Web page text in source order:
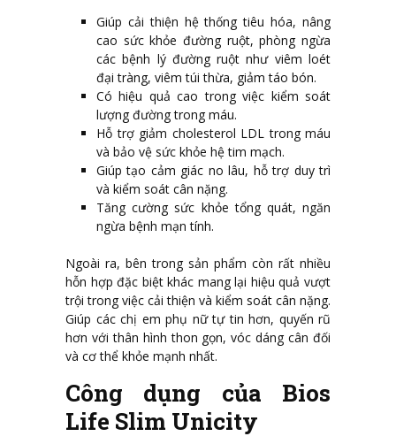
Giúp cải thiện hệ thống tiêu hóa, nâng
cao sức khỏe đường ruột, phòng ngừa
các bệnh lý đường ruột như viêm loét
đại tràng, viêm túi thừa, giảm táo bón.
Có hiệu quả cao trong việc kiểm soát
lượng đường trong máu.
Hỗ trợ giảm cholesterol LDL trong máu
và bảo vệ sức khỏe hệ tim mạch.
Giúp tạo cảm giác no lâu, hỗ trợ duy trì
và kiểm soát cân nặng.
Tăng cường sức khỏe tổng quát, ngăn
ngừa bệnh mạn tính.
Ngoài ra, bên trong sản phẩm còn rất nhiều
hỗn hợp đặc biệt khác mang lại hiệu quả vượt
trội trong việc cải thiện và kiểm soát cân nặng.
Giúp các chị em phụ nữ tự tin hơn, quyến rũ
hơn với thân hình thon gọn, vóc dáng cân đối
và cơ thể khỏe mạnh nhất.
Công dụng của Bios
Life Slim Unicity